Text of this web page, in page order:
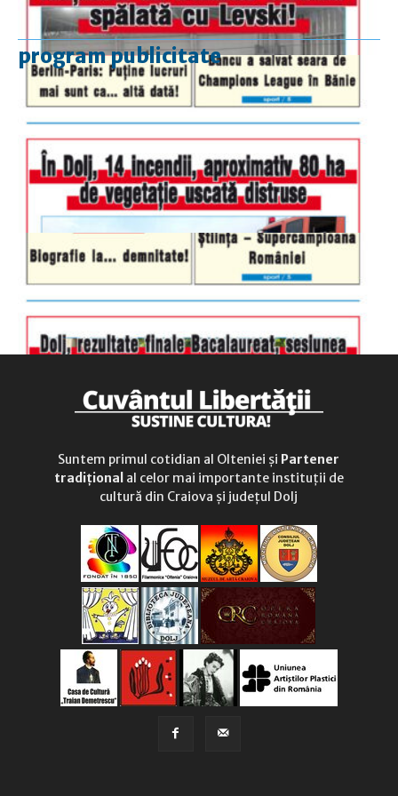
program publicitate
luni-vineri
9.00 - 17.00
duminică
9.00 - 12.00
Suntem primul cotidian al Olteniei și Partener
tradițional al celor mai importante instituții de
cultură din Craiova și județul Dolj